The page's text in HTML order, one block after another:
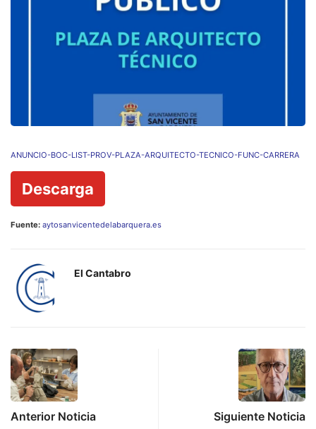
ANUNCIO-BOC-LIST-PROV-PLAZA-ARQUITECTO-TECNICO-FUNC-CARRERA
Descarga
Fuente: aytosanvicentedelabarquera.es
El Cantabro
Anterior Noticia Siguiente Noticia